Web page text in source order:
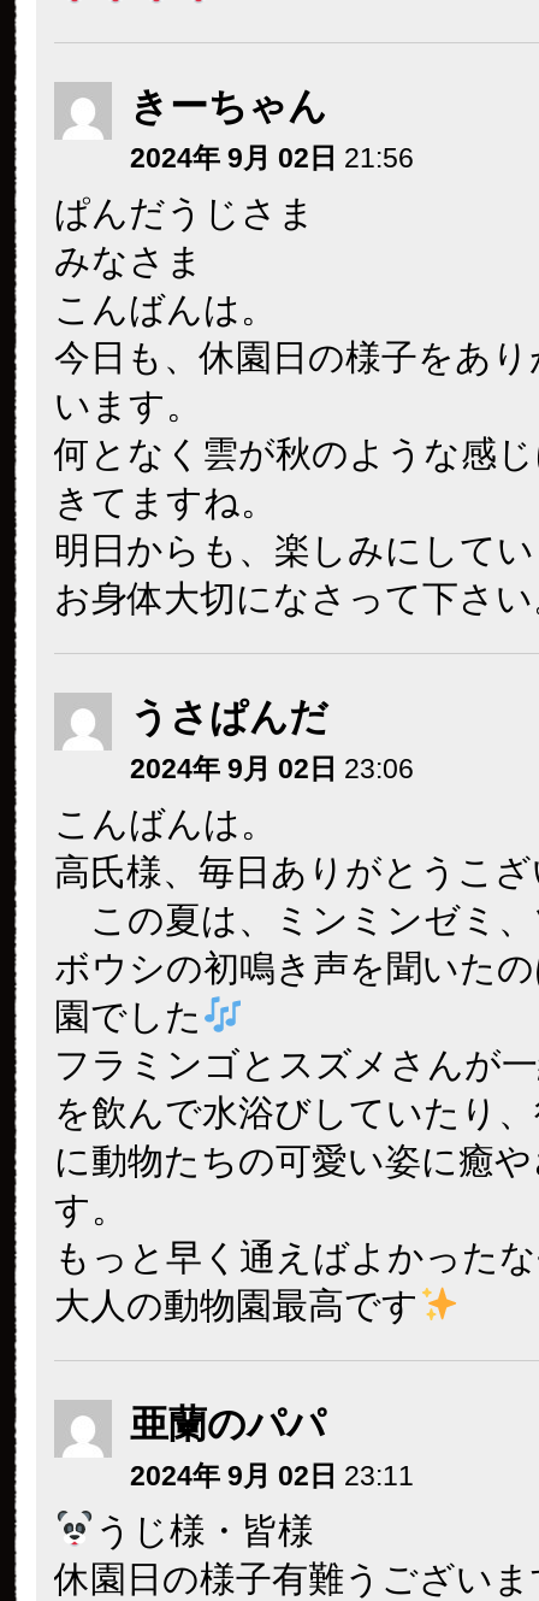
きーちゃん
2024年 9月 02日 21:56
ぱんだうじさま
みなさま
こんばんは。
今日も、休園日の様子をあ
います。
何となく雲が秋のような感
きてますね。
明日からも、楽しみにして
お身体大切になさって下さ
うさぱんだ
2024年 9月 02日 23:06
こんばんは。
高氏様、毎日ありがとうこ
この夏は、ミンミンゼミ
ボウシの初鳴き声を聞いた
園でした
フラミンゴとスズメさんが
を飲んで水浴びしていたり
に動物たちの可愛い姿に癒
す。
もっと早く通えばよかった
大人の動物園最高です
亜蘭のパパ
2024年 9月 02日 23:11
うじ様・皆様
休園日の様子有難うございま